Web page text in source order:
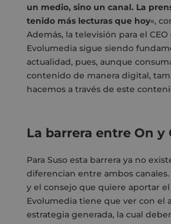
un medio, sino un canal. La
tenido más lecturas que hoy«,
Además, la televisión para el
Evolumedia sigue siendo
actualidad, pues, aunque
contenido de manera digital,
hacemos a través de este
La barrera entre On y
Para Suso esta barrera ya no
diferencian entre ambos
y el consejo que quiere aportar el
Evolumedia tiene que ver con el
estrategia generada, la cual